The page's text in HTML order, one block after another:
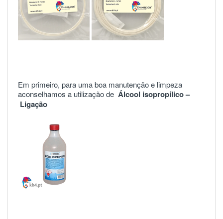
Em primeiro, para uma boa manutenção e limpeza
aconselhamos a utilização de Álcool isopropílico –
Ligação